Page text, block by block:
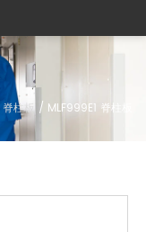
脊柱板 / MLF999E1 脊柱板